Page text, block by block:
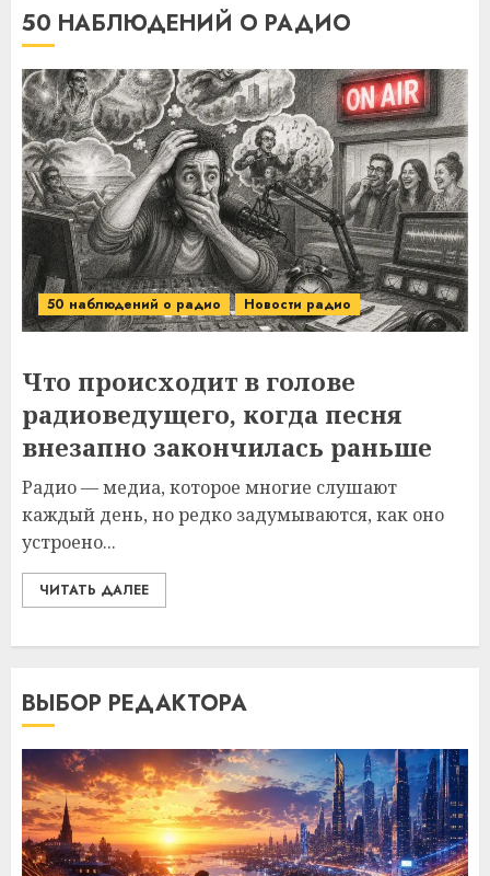
50 НАБЛЮДЕНИЙ О РАДИО
50 наблюдений о радио Новости радио
Что происходит в голове
радиоведущего, когда песня
внезапно закончилась раньше
Радио — медиа, которое многие слушают
каждый день, но редко задумываются, как оно
устроено...
ЧИТАТЬ ДАЛЕЕ
ВЫБОР РЕДАКТОРА